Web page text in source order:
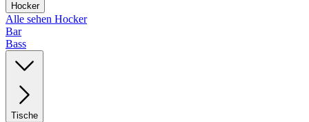
Hocker
Alle sehen Hocker
Bar
Bass
Tische